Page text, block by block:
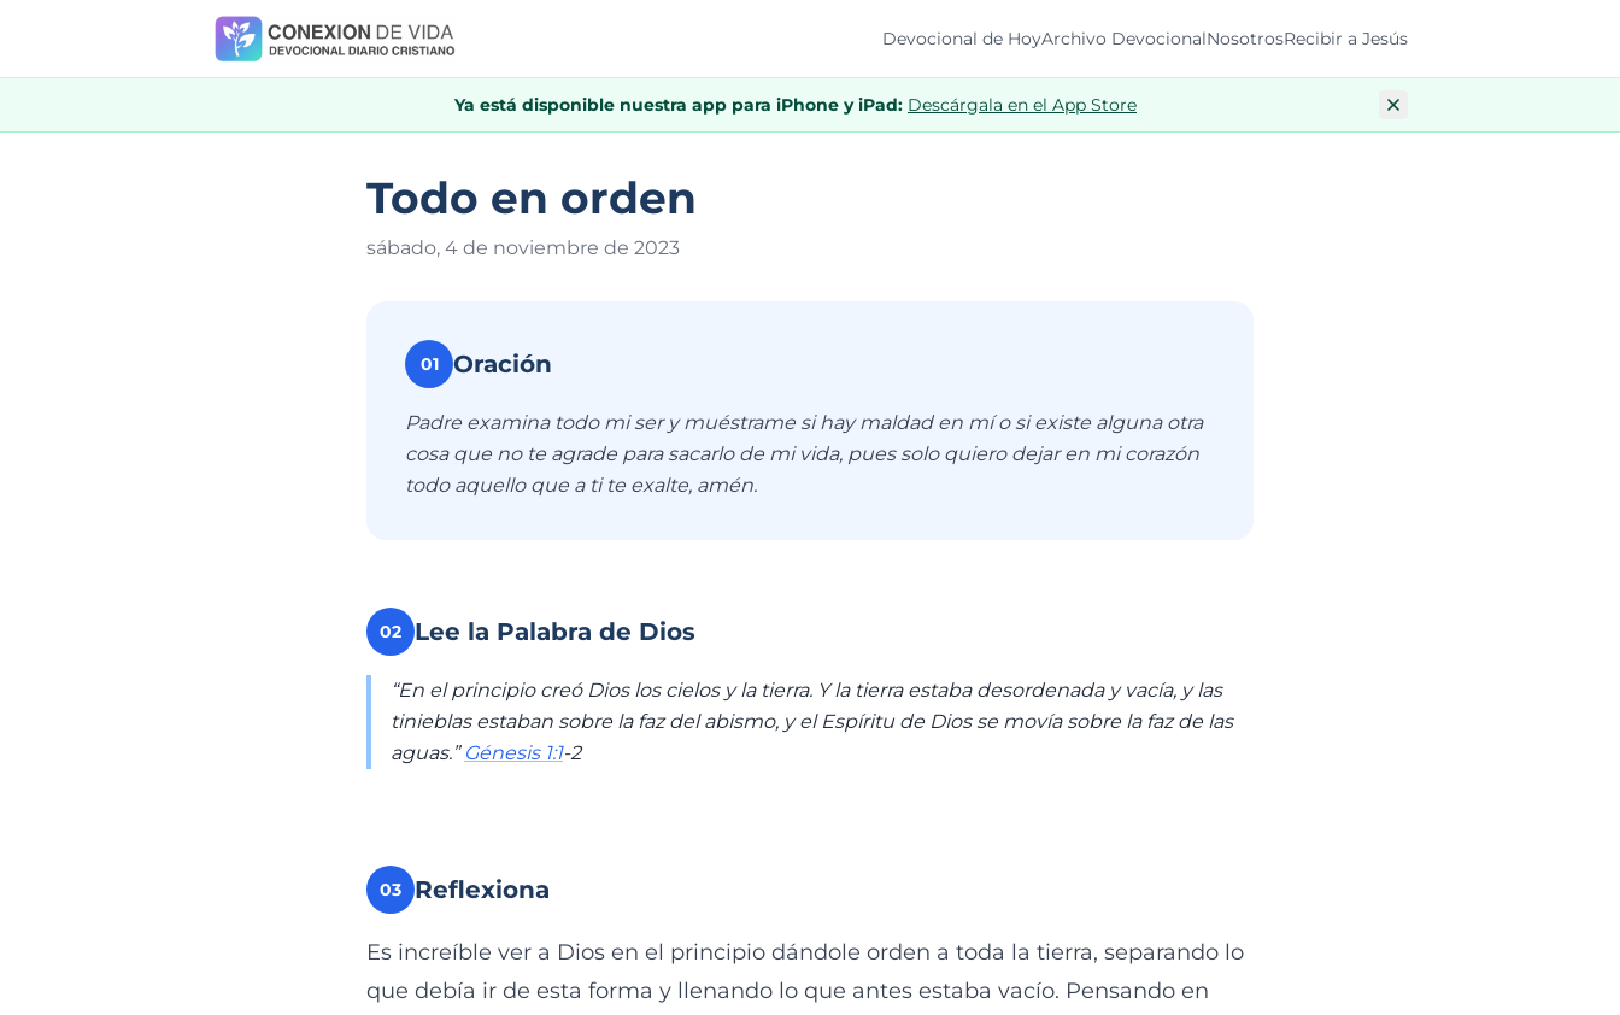
Devocional de HoyArchivo DevocionalNosotrosRecibir a Jesús
Ya está disponible nuestra app para iPhone y iPad: Descárgala en el App Store
Todo en orden
sábado, 4 de noviembre de 2023
01 Oración
Padre examina todo mi ser y muéstrame si hay maldad en mí o si existe alguna otra
cosa que no te agrade para sacarlo de mi vida, pues solo quiero dejar en mi corazón
todo aquello que a ti te exalte, amén.
02 Lee la Palabra de Dios
“En el principio creó Dios los cielos y la tierra. Y la tierra estaba desordenada y vacía, y las
tinieblas estaban sobre la faz del abismo, y el Espíritu de Dios se movía sobre la faz de las
aguas.” Génesis 1:1‭-‬2
03 Reflexiona
Es increíble ver a Dios en el principio dándole orden a toda la tierra, separando lo
que debía ir de esta forma y llenando lo que antes estaba vacío. Pensando en